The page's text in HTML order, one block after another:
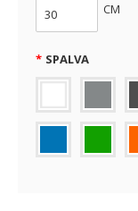
CM
SPALVA